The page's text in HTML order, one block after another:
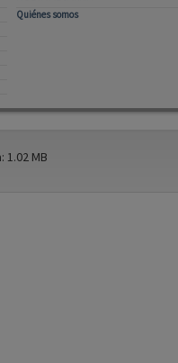
Quiénes somos
1.02 MB